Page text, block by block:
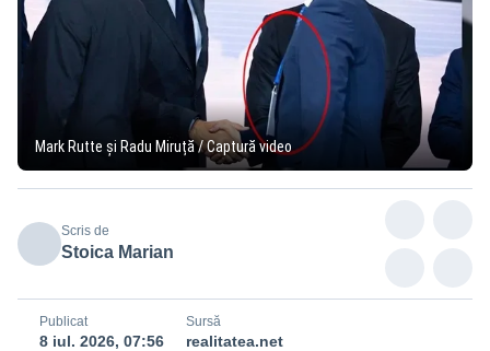
Mark Rutte și Radu Miruță / Captură video
Scris de
Stoica Marian
Publicat
8 iul. 2026, 07:56
Sursă
realitatea.net